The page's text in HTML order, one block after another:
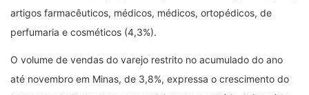
artigos farmacêuticos, médicos, médicos, ortopédicos, de
perfumaria e cosméticos (4,3%).
O volume de vendas do varejo restrito no acumulado do ano
até novembro em Minas, de 3,8%, expressa o crescimento do